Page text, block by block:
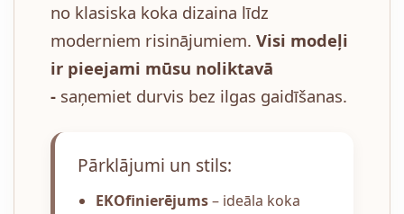
no klasiska koka dizaina līdz
moderniem risinājumiem. Visi modeļi
ir pieejami mūsu noliktavā
- saņemiet durvis bez ilgas gaidīšanas.
Pārklājumi un stils:
EKOfinierējums– ideāla koka